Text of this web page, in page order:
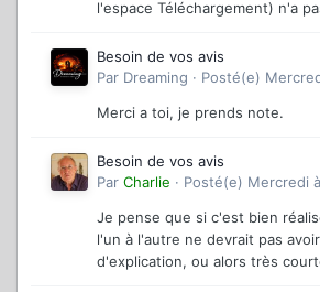
l'espace Téléchargement) n'a
Besoin de vos avis
Par Dreaming · Posté(e)
Merci a toi, je prends note.
Besoin de vos avis
Par Charlie · Posté(e) Mercredi
Je pense que si c'est bien
l'un à l'autre ne devrait pas
d'explication, ou alors très